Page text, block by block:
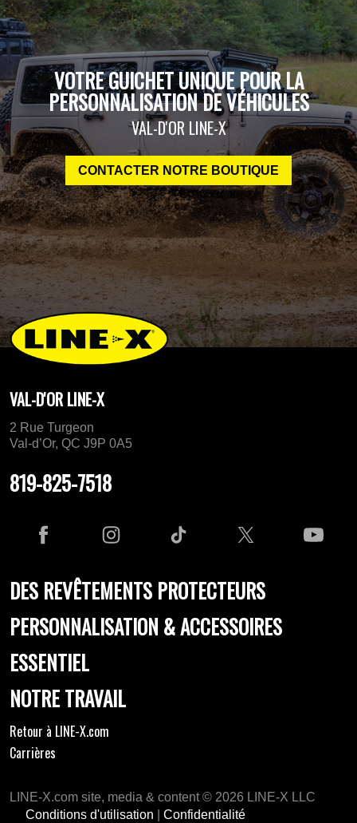
VOTRE GUICHET UNIQUE POUR LA
PERSONNALISATION DE VÉHICULES
VAL-D'OR LINE-X
CONTACTER NOTRE BOUTIQUE
VAL-D'OR LINE-X
2 Rue Turgeon
Val-d’Or, QC J9P 0A5
819-825-7518
DES REVÊTEMENTS PROTECTEURS
PERSONNALISATION & ACCESSOIRES
ESSENTIEL
NOTRE TRAVAIL
Retour à LINE-X.com
Carrières
LINE-X.com site, media & content © 2026 LINE-X LLC
Conditions d'utilisation
Confidentialité